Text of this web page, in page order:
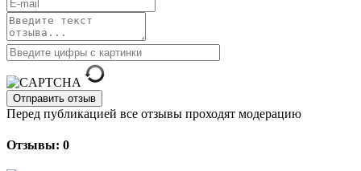
Отправить отзыв
Перед публикацией все отзывы проходят модерацию
Отзывы: 0